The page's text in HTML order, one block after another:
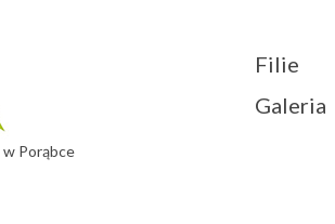
Porąbce
Filie
Galeria